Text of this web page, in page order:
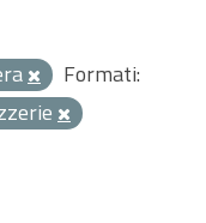
Formati: